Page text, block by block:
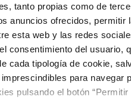
tanto propias como de
anuncios ofrecidos, permitir
esta web y las redes
consentimiento del usuario,
cada tipología de cookie,
para navegar
pulsando el botón “Permitir